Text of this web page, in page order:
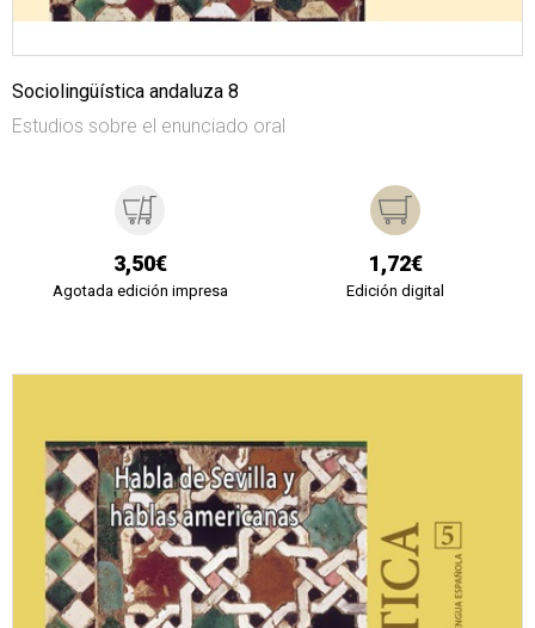
Sociolingüística andaluza 8
Estudios sobre el enunciado oral
3,50€
Agotada edición impresa
1,72€
Edición digital